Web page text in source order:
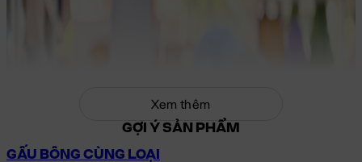
Xem thêm
GỢI Ý SẢN PHẨM
GẤU BÔNG CÙNG LOẠI